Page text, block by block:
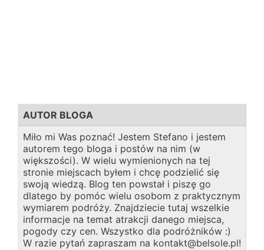
AUTOR BLOGA
Miło mi Was poznać! Jestem Stefano i jestem
autorem tego bloga i postów na nim (w
większości). W wielu wymienionych na tej
stronie miejscach byłem i chcę podzielić się
swoją wiedzą. Blog ten powstał i piszę go
dlatego by pomóc wielu osobom z praktycznym
wymiarem podróży. Znajdziecie tutaj wszelkie
informacje na temat atrakcji danego miejsca,
pogody czy cen. Wszystko dla podróżników :)
W razie pytań zapraszam na kontakt@belsole.pl!